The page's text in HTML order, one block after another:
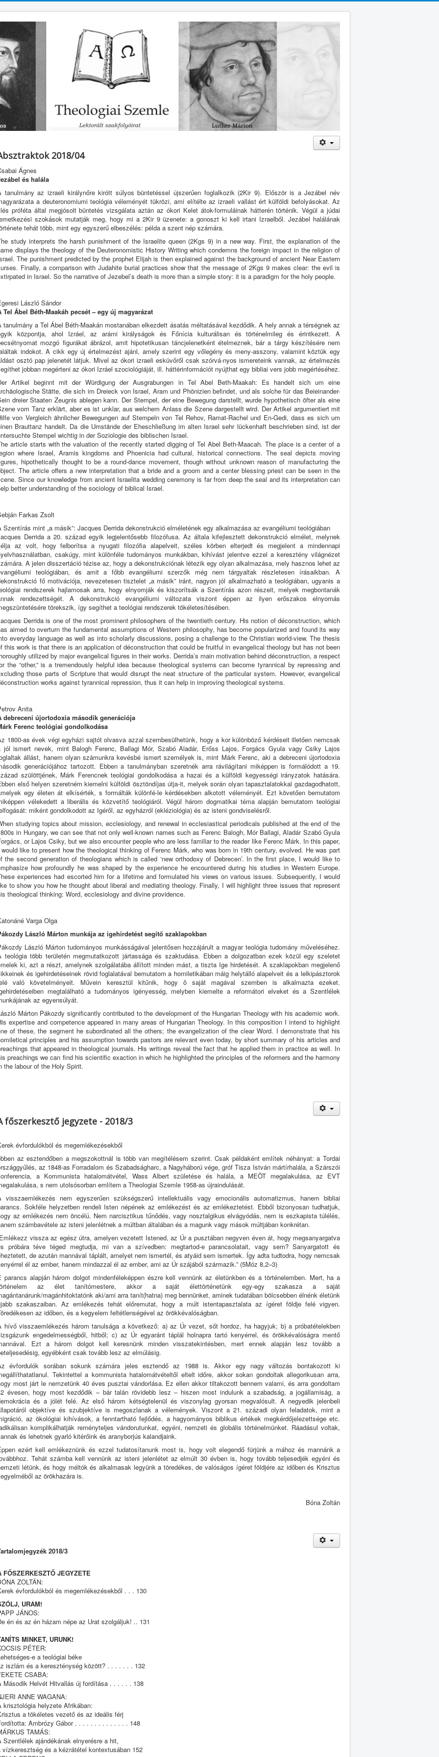
2018/04
Ágnes
és halála
tanulmány az izraeli királynőre kirótt súlyos büntetéssel újszerűen foglalkozik (2Kir 9). Először is a Jezábel név
a deuteronomiumi teológia véleményét tükrözi, ami elítélte az izraeli vallást ért külföldi befolyásokat. Az
próféta által megjósolt büntetés vizsgálata aztán az ókori Kelet átok-formuláinak hátterén történik. Végül a júdai
szokások mutatják meg, hogy mi a 2Kir 9 üzenete: a gonoszt ki kell irtani Izraelből. Jezábel halálának
tehát több, mint egy egyszerű elbeszélés: példa a szent nép számára.
study interprets the harsh punishment of the Israelite queen (2Kgs 9) in a new way. First, the explanation of the
displays the theology of the Deuteronomistic History Writing which condemns the foreign impact in the religion of
The punishment predicted by the prophet Elijah is then explained against the background of ancient Near Eastern
Finally, a comparison with Judahite burial practices show that the message of 2Kgs 9 makes clear: the evil is
in Israel. So the narrative of Jezebel’s death is more than a simple story: it is a paradigm for the holy people.
László Sándor
Tel Ábel Béth-Maakáh pecsét – egy új magyarázat
tanulmány a Tel Ábel Béth-Maakán mostanában elkezdett ásatás méltatásával kezdődik. A hely annak a térségnek az
központja, ahol Izráel, az arámi királyságok és Főnícia kulturálisan és történelmileg és érintkezett. A
mozgó figurákat ábrázol, amit hipotetikusan táncjelenetként ételmeznek, bár a tárgy készítésére nem
indokot. A cikk egy új értelmezést ajánl, amely szerint egy vőlegény és meny-asszony, valamint köztük egy
osztó pap jelenetét látjuk. Mivel az ókori izraeli esküvőről csak szórvá-nyos ismereteink vannak, az értelmezés
jobban megérteni az ókori Izráel szociológiáját, ill. háttérinformációt nyújthat egy bibliai vers jobb megértéséhez.
Artikel beginnt mit der Würdigung der Ausgrabungen in Tel Abel Beth-Maakah: Es handelt sich um eine
Stätte, die sich im Dreieck von Israel, Aram und Phönizien befindet, und als solche für das Beieinander-
dreier Staaten Zeugnis ablegen kann. Der Stempel, der eine Bewegung darstellt, wurde hypothetisch öfter als eine
vom Tanz erklärt, aber es ist unklar, aus welchem Anlass die Szene dargestellt wird. Der Artikel argumentiert mit
von Vergleich ähnlicher Bewegungen auf Stempeln von Tel Rehov, Ramat-Rachel und En-Gedi, dass es sich um
Brauttanz handelt. Da die Umstände der Eheschließung im alten Israel sehr lückenhaft beschrieben sind, ist der
Stempel wichtig in der Soziologie des biblischen Israel.
article starts with the valuation of the recently started digging of Tel Abel Beth-Maacah. The place is a center of a
where Israel, Aramis kingdoms and Phoenicia had cultural, historical connections. The seal depicts moving
hipothetically thought to be a round-dance movement, though without unknown reason of manufacturing the
The article offers a new interpretation that a bride and a groom and a center blessing priest can be seen in the
Since our knowledge from ancient Israelita wedding ceremony is far from deep the seal and its interpretation can
better understanding of the sociology of biblical Israel.
Farkas Zsolt
Szentírás mint „a másik”: Jacques Derrida dekonstrukció elméletének egy alkalmazása az evangéliumi teológiában
Derrida a 20. század egyik legjelentősebb filozófusa. Az általa kifejlesztett dekonstrukció elmélet, melynek
az volt, hogy felborítsa a nyugati filozófia alapelveit, széles körben elterjedt és megjelent a mindennapi
csakúgy, mint különféle tudományos munkákban, kihívást jelentve ezzel a keresztény világnézet
A jelen disszertáció tézise az, hogy a dekonstrukciónak létezik egy olyan alkalmazása, mely hasznos lehet az
teológiában, és amit a főbb evangéliumi szerzők még nem tárgyaltak részletesen írásaikban. A
fő motivációja, nevezetesen tisztelet „a másik” iránt, nagyon jól alkalmazható a teológiában, ugyanis a
rendszerek hajlamosak arra, hogy elnyomják és kiszorítsák a Szentírás azon részeit, melyek megbontanák
rendezettségét. A dekonstrukció evangéliumi változata viszont éppen az ilyen erőszakos elnyomás
törekszik, így segíthet a teológiai rendszerek tökéletesítésében.
Derrida is one of the most prominent philosophers of the twentieth century. His notion of déconstruction, which
aimed to overturn the fundamental assumptions of Western philosophy, has become popularized and found its way
everyday language as well as into scholarly discussions, posing a challenge to the Christian world-view. The thesis
this work is that there is an application of déconstruction that could be fruitful in evangelical theology but has not been
utilized by major evangelical figures in their works. Derrida’s main motivation behind déconstruction, a respect
the “other,” is a tremendously helpful idea because theological systems can become tyrannical by repressing and
those parts of Scripture that would disrupt the neat structure of the particular system. However, evangelical
works against tyrannical repression, thus it can help in improving theological systems.
Anita
debreceni újortodoxia második generációja
Ferenc teológiai gondolkodása
1800-as évek végi egyházi sajtót olvasva azzal szembesülhetünk, hogy a kor különböző kérdéseit illetően nemcsak
jól ismert nevek, mint Balogh Ferenc, Ballagi Mór, Szabó Aladár, Erőss Lajos, Forgács Gyula vagy Csiky Lajos
állást, hanem olyan számunkra kevésbé ismert személyek is, mint Márk Ferenc, aki a debreceni újortodoxia
generációjához tartozott. Ebben a tanulmányban szeretnék arra rávilágítani miképpen is formálódott a 19.
szülöttjének, Márk Ferencnek teológiai gondolkodása a hazai és a külföldi kegyességi irányzatok hatására.
első helyen szeretném kiemelni külföldi ösztöndíjas útja-it, melyek során olyan tapasztalatokkal gazdagodhatott,
egy életen át elkísérték, s formálták különfé-le kérdésekben alkotott véleményét. Ezt követően bemutatom
vélekedett a liberális és közvetítő teológiáról. Végül három dogmatikai téma alapján bemutatom teológiai
miként gondolkodott az Igéről, az egyházról (ekléziológia) és az isteni gondviselésről.
studying topics about mission, ecclesiology, and renewal in ecclesiastical periodicals published at the end of the
in Hungary, we can see that not only well-known names such as Ferenc Balogh, Mór Ballagi, Aladár Szabó Gyula
or Lajos Csiky, but we also encounter people who are less familiar to the reader like Ferenc Márk. In this paper,
like to present how the theological thinking of Ferenc Márk, who was born in 19th century, evolved. He was part
the second generation of theologians which is called ‘new orthodoxy of Debrecen’. In the first place, I would like to
how profoundly he was shaped by the experience he encountered during his studies in Western Europe.
experiences had escorted him for a lifetime and formulated his views on various issues. Subsequently, I would
to show you how he thought about liberal and mediating theology. Finally, I will highlight three issues that represent
theological thinking: Word, ecclesiology and divine providence.
Varga Olga
László Márton munkája az igehirdetést segítő szaklapokban
László Márton tudományos munkásságával jelentősen hozzájárult a magyar teológia tudomány műveléséhez.
teológia több területén megmutatkozott jártassága és szaktudása. Ebben a dolgozatban ezek közül egy szeletet
ki, azt a részt, amelynek szolgálatába állított minden mást, a tiszta Ige hirdetését. A szaklapokban megjelenő
és igehirdetéseinek rövid foglalatával bemutatom a homiletikában máig helytálló alapelveit és a lelkipásztorok
való követelményeit. Művein keresztül kitűnik, hogy ô saját magával szemben is alkalmazta ezeket.
megtalálható a tudományos igényesség, melyben kiemelte a reformátori elveket és a Szentlélek
az egyensúlyát.
Márton Pákozdy significantly contributed to the development of the Hungarian Theology with his academic work.
expertise and competence appeared in many areas of Hungarian Theology. In this composition I intend to highlight
of these, the segment he subordinated all the others; the evangelization of the clear Word. I demonstrate that his
principles and his assumption towards pastors are relevant even today, by short summary of his articles and
that appeared in theological journals. His writings reveal the fact that he applied them in practice as well. In
preachings we can find his scientific exaction in which he highlighted the principles of the reformers and the harmony
the labour of the Holy Spirit.
főszerkesztő jegyzete - 2018/3
évfordulókból és megemlékezésekből
az esztendőben a megszokottnál is több van megítélésem szerint. Csak példaként említek néhányat: a Tordai
az 1848-as Forradalom és Szabadságharc, a Nagyháború vége, gróf Tisza István mártírhalála, a Szárszói
a Kommunista hatalomátvétel, Wass Albert születése és halála, a MEÖT megalakulása, az EVT
s nem utolsósorban említem a Theologiai Szemle 1958-as újraindulását.
visszaemlékezés nem egyszerűen szükségszerű intellektuális vagy emocionális automatizmus, hanem bibliai
Sokféle helyzetben rendeli Isten népének az emlékezést és az emlékeztetést. Ebből bizonyosan tudhatjuk,
az emlékezés nem öncélú. Nem narcisztikus tűnődés, vagy nosztalgikus elvágyódás, nem is eszkapista túlélés,
számbavétele az isteni jelenlétnek a múltban általában és a magunk vagy mások múltjában konkrétan.
vissza az egész útra, amelyen vezetett Istened, az Úr a pusztában negyven éven át, hogy megsanyargatva
próbára téve téged megtudja, mi van a szívedben: megtartod-e parancsolatait, vagy sem? Sanyargatott és
de azután mannával táplált, amelyet nem ismertél, és atyáid sem ismertek. Így adta tudtodra, hogy nemcsak
él az ember, hanem mindazzal él az ember, ami az Úr szájából származik.” (5Móz 8,2–3)
parancs alapján három dolgot mindenféleképpen észre kell vennünk az életünkben és a történelemben. Mert, ha a
az élet tanítómestere, akkor a saját élettörténetünk egy-egy szakasza a saját
magánhitoktatónk aki/ami arra tanít(hatna) meg bennünket, aminek tudatában bölcsebben élnénk életünk
szakaszaiban. Az emlékezés tehát előremutat, hogy a múlt istentapasztalata az ígéret földje felé vigyen.
az időben, és a kegyelem feltétlenségével az örökkévalóságban.
hívő visszaemlékezés három tanulsága a következő: a) az Úr vezet, sőt hordoz, ha hagyjuk; b) a próbatételekben
engedelmességből, hitből; c) az Úr egyaránt táplál holnapra tartó kenyérrel, és örökkévalóságra mentő
Ezt a három dolgot kell keresnünk minden visszatekintésben, mert ennek alapján lesz tovább a
egyébként csak tovább lesz az elmúlásig.
évfordulók sorában sokunk számára jeles esztendő az 1988 is. Akkor egy nagy változás bontakozott ki
Tekintettel a kommunista hatalomátvételtől eltelt időre, akkor sokan gondoltak allegorikusan arra,
most járt le nemzetünk 40 éves pusztai vándorlása. Ez ellen akkor tiltakozott bennem valami, és arra gondoltam
évesen, hogy most kezdődik – bár talán rövidebb lesz – hiszen most indulunk a szabadság, a jogállamiság, a
és a jólét felé. Az első három kétségtelenül és viszonylag gyorsan megvalósult. A negyedik jelenbeli
objektíve és szubjektíve is megoszlanak a vélemények. Viszont a 21. századi olyan feladatok, mint a
az ökológiai kihívások, a fenntartható fejlődés, a hagyományos biblikus értékek megkérdőjelezettsége etc.
komplikálhatják reményteljes vándorutunkat, egyéni, nemzeti és globális történelmünket. Ráadásul voltak,
és lehetnek gyarló kitérőink és aranyborjús kalandjaink.
ezért kell emlékeznünk és ezzel tudatosítanunk most is, hogy volt elegendő fürjünk a mához és mannánk a
Tehát számba kell vennünk az isteni jelenlétet az elmúlt 30 évben is, hogy tovább teljesedjék egyéni és
létünk, és hogy méltók és alkalmasak legyünk a töredékes, de valóságos ígéret földjére az időben és Krisztus
az örökhazára is.
Bóna Zoltán
2018/3
FŐSZERKESZTŐ JEGYZETE
ZOLTÁN:
évfordulókból és megemlékezésekből . . . 130
URAM!
JÁNOS:
én és az én házam népe az Urat szolgáljuk! .. 131
MINKET, URUNK!
PÉTER:
e a teológiai béke
iszlám és a kereszténység között? . . . . . . . 132
CSABA:
Második Helvét Hitvallás új fordítása . . . . . . 138
ANNE WAGANA:
krisztológia helyzete Afrikában:
a tökéletes vezető és az ideális férj
Ambrózy Gábor . . . . . . . . . . . . . . 148
TAMÁS:
Szentlélek ajándékának elnyerésre a hit,
vízkeresztség és a kézrátétel kontextusában 152